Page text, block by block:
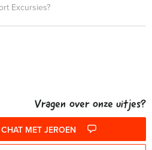
Excursies?
Vragen over onze uitjes?
CHAT MET JEROEN